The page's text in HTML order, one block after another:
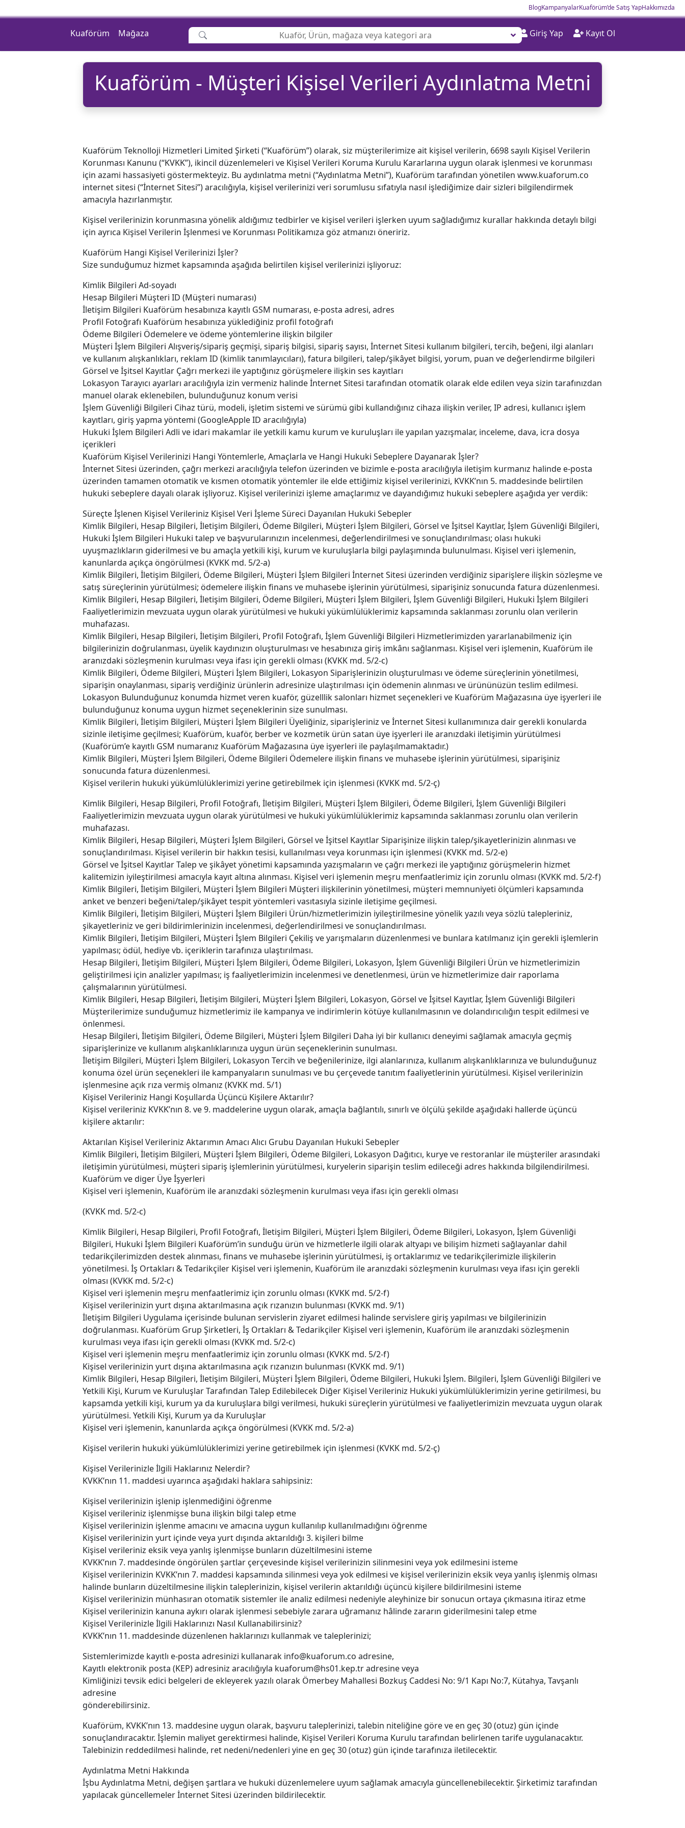
BlogKampanyalarKuaförüm’de Satış YapHakkımızda
Kuaförüm Mağaza Giriş Yap Kayıt Ol
Kuaförüm - Müşteri Kişisel Verileri Aydınlatma Metni
Kuaförüm Teknolloji Hizmetleri Limited Şirketi (“Kuaförüm”) olarak, siz müşterilerimize ait kişisel verilerin, 6698 sayılı Kişisel Verilerin
Korunması Kanunu (“KVKK”), ikincil düzenlemeleri ve Kişisel Verileri Koruma Kurulu Kararlarına uygun olarak işlenmesi ve korunması
için azami hassasiyeti göstermekteyiz. Bu aydınlatma metni (“Aydınlatma Metni”), Kuaförüm tarafından yönetilen www.kuaforum.co
internet sitesi (“İnternet Sitesi”) aracılığıyla, kişisel verilerinizi veri sorumlusu sıfatıyla nasıl işlediğimize dair sizleri bilgilendirmek
amacıyla hazırlanmıştır.
Kişisel verilerinizin korunmasına yönelik aldığımız tedbirler ve kişisel verileri işlerken uyum sağladığımız kurallar hakkında detaylı bilgi
için ayrıca Kişisel Verilerin İşlenmesi ve Korunması Politikamıza göz atmanızı öneririz.
Kuaförüm Hangi Kişisel Verilerinizi İşler?
Size sunduğumuz hizmet kapsamında aşağıda belirtilen kişisel verilerinizi işliyoruz:
Kimlik Bilgileri Ad-soyadı
Hesap Bilgileri Müşteri ID (Müşteri numarası)
İletişim Bilgileri Kuaförüm hesabınıza kayıtlı GSM numarası, e-posta adresi, adres
Profil Fotoğrafı Kuaförüm hesabınıza yüklediğiniz profil fotoğrafı
Ödeme Bilgileri Ödemelere ve ödeme yöntemlerine ilişkin bilgiler
Müşteri İşlem Bilgileri Alışveriş/sipariş geçmişi, sipariş bilgisi, sipariş sayısı, İnternet Sitesi kullanım bilgileri, tercih, beğeni, ilgi alanları
ve kullanım alışkanlıkları, reklam ID (kimlik tanımlayıcıları), fatura bilgileri, talep/şikâyet bilgisi, yorum, puan ve değerlendirme bilgileri
Görsel ve İşitsel Kayıtlar Çağrı merkezi ile yaptığınız görüşmelere ilişkin ses kayıtları
Lokasyon Tarayıcı ayarları aracılığıyla izin vermeniz halinde İnternet Sitesi tarafından otomatik olarak elde edilen veya sizin tarafınızdan
manuel olarak eklenebilen, bulunduğunuz konum verisi
İşlem Güvenliği Bilgileri Cihaz türü, modeli, işletim sistemi ve sürümü gibi kullandığınız cihaza ilişkin veriler, IP adresi, kullanıcı işlem
kayıtları, giriş yapma yöntemi (GoogleApple ID aracılığıyla)
Hukuki İşlem Bilgileri Adli ve idari makamlar ile yetkili kamu kurum ve kuruluşları ile yapılan yazışmalar, inceleme, dava, icra dosya
içerikleri
Kuaförüm Kişisel Verilerinizi Hangi Yöntemlerle, Amaçlarla ve Hangi Hukuki Sebeplere Dayanarak İşler?
İnternet Sitesi üzerinden, çağrı merkezi aracılığıyla telefon üzerinden ve bizimle e-posta aracılığıyla iletişim kurmanız halinde e-posta
üzerinden tamamen otomatik ve kısmen otomatik yöntemler ile elde ettiğimiz kişisel verilerinizi, KVKK’nın 5. maddesinde belirtilen
hukuki sebeplere dayalı olarak işliyoruz. Kişisel verilerinizi işleme amaçlarımız ve dayandığımız hukuki sebeplere aşağıda yer verdik:
Süreçte İşlenen Kişisel Verileriniz Kişisel Veri İşleme Süreci Dayanılan Hukuki Sebepler
Kimlik Bilgileri, Hesap Bilgileri, İletişim Bilgileri, Ödeme Bilgileri, Müşteri İşlem Bilgileri, Görsel ve İşitsel Kayıtlar, İşlem Güvenliği Bilgileri,
Hukuki İşlem Bilgileri Hukuki talep ve başvurularınızın incelenmesi, değerlendirilmesi ve sonuçlandırılması; olası hukuki
uyuşmazlıkların giderilmesi ve bu amaçla yetkili kişi, kurum ve kuruluşlarla bilgi paylaşımında bulunulması. Kişisel veri işlemenin,
kanunlarda açıkça öngörülmesi (KVKK md. 5/2-a)
Kimlik Bilgileri, İletişim Bilgileri, Ödeme Bilgileri, Müşteri İşlem Bilgileri İnternet Sitesi üzerinden verdiğiniz siparişlere ilişkin sözleşme ve
satış süreçlerinin yürütülmesi; ödemelere ilişkin finans ve muhasebe işlerinin yürütülmesi, siparişiniz sonucunda fatura düzenlenmesi.
Kimlik Bilgileri, Hesap Bilgileri, İletişim Bilgileri, Ödeme Bilgileri, Müşteri İşlem Bilgileri, İşlem Güvenliği Bilgileri, Hukuki İşlem Bilgileri
Faaliyetlerimizin mevzuata uygun olarak yürütülmesi ve hukuki yükümlülüklerimiz kapsamında saklanması zorunlu olan verilerin
muhafazası.
Kimlik Bilgileri, Hesap Bilgileri, İletişim Bilgileri, Profil Fotoğrafı, İşlem Güvenliği Bilgileri Hizmetlerimizden yararlanabilmeniz için
bilgilerinizin doğrulanması, üyelik kaydınızın oluşturulması ve hesabınıza giriş imkânı sağlanması. Kişisel veri işlemenin, Kuaförüm ile
aranızdaki sözleşmenin kurulması veya ifası için gerekli olması (KVKK md. 5/2-c)
Kimlik Bilgileri, Ödeme Bilgileri, Müşteri İşlem Bilgileri, Lokasyon Siparişlerinizin oluşturulması ve ödeme süreçlerinin yönetilmesi,
siparişin onaylanması, sipariş verdiğiniz ürünlerin adresinize ulaştırılması için ödemenin alınması ve ürününüzün teslim edilmesi.
Lokasyon Bulunduğunuz konumda hizmet veren kuaför, güzelllik salonları hizmet seçenekleri ve Kuaförüm Mağazasına üye işyerleri ile
bulunduğunuz konuma uygun hizmet seçeneklerinin size sunulması.
Kimlik Bilgileri, İletişim Bilgileri, Müşteri İşlem Bilgileri Üyeliğiniz, siparişleriniz ve İnternet Sitesi kullanımınıza dair gerekli konularda
sizinle iletişime geçilmesi; Kuaförüm, kuaför, berber ve kozmetik ürün satan üye işyerleri ile aranızdaki iletişimin yürütülmesi
(Kuaförüm’e kayıtlı GSM numaranız Kuaförüm Mağazasına üye işyerleri ile paylaşılmamaktadır.)
Kimlik Bilgileri, Müşteri İşlem Bilgileri, Ödeme Bilgileri Ödemelere ilişkin finans ve muhasebe işlerinin yürütülmesi, siparişiniz
sonucunda fatura düzenlenmesi.
Kişisel verilerin hukuki yükümlülüklerimizi yerine getirebilmek için işlenmesi (KVKK md. 5/2-ç)
Kimlik Bilgileri, Hesap Bilgileri, Profil Fotoğrafı, İletişim Bilgileri, Müşteri İşlem Bilgileri, Ödeme Bilgileri, İşlem Güvenliği Bilgileri
Faaliyetlerimizin mevzuata uygun olarak yürütülmesi ve hukuki yükümlülüklerimiz kapsamında saklanması zorunlu olan verilerin
muhafazası.
Kimlik Bilgileri, Hesap Bilgileri, Müşteri İşlem Bilgileri, Görsel ve İşitsel Kayıtlar Siparişinize ilişkin talep/şikayetlerinizin alınması ve
sonuçlandırılması. Kişisel verilerin bir hakkın tesisi, kullanılması veya korunması için işlenmesi (KVKK md. 5/2-e)
Görsel ve İşitsel Kayıtlar Talep ve şikâyet yönetimi kapsamında yazışmaların ve çağrı merkezi ile yaptığınız görüşmelerin hizmet
kalitemizin iyileştirilmesi amacıyla kayıt altına alınması. Kişisel veri işlemenin meşru menfaatlerimiz için zorunlu olması (KVKK md. 5/2-f)
Kimlik Bilgileri, İletişim Bilgileri, Müşteri İşlem Bilgileri Müşteri ilişkilerinin yönetilmesi, müşteri memnuniyeti ölçümleri kapsamında
anket ve benzeri beğeni/talep/şikâyet tespit yöntemleri vasıtasıyla sizinle iletişime geçilmesi.
Kimlik Bilgileri, İletişim Bilgileri, Müşteri İşlem Bilgileri Ürün/hizmetlerimizin iyileştirilmesine yönelik yazılı veya sözlü talepleriniz,
şikayetleriniz ve geri bildirimlerinizin incelenmesi, değerlendirilmesi ve sonuçlandırılması.
Kimlik Bilgileri, İletişim Bilgileri, Müşteri İşlem Bilgileri Çekiliş ve yarışmaların düzenlenmesi ve bunlara katılmanız için gerekli işlemlerin
yapılması; ödül, hediye vb. içeriklerin tarafınıza ulaştırılması.
Hesap Bilgileri, İletişim Bilgileri, Müşteri İşlem Bilgileri, Ödeme Bilgileri, Lokasyon, İşlem Güvenliği Bilgileri Ürün ve hizmetlerimizin
geliştirilmesi için analizler yapılması; iş faaliyetlerimizin incelenmesi ve denetlenmesi, ürün ve hizmetlerimize dair raporlama
çalışmalarının yürütülmesi.
Kimlik Bilgileri, Hesap Bilgileri, İletişim Bilgileri, Müşteri İşlem Bilgileri, Lokasyon, Görsel ve İşitsel Kayıtlar, İşlem Güvenliği Bilgileri
Müşterilerimize sunduğumuz hizmetlerimiz ile kampanya ve indirimlerin kötüye kullanılmasının ve dolandırıcılığın tespit edilmesi ve
önlenmesi.
Hesap Bilgileri, İletişim Bilgileri, Ödeme Bilgileri, Müşteri İşlem Bilgileri Daha iyi bir kullanıcı deneyimi sağlamak amacıyla geçmiş
siparişlerinize ve kullanım alışkanlıklarınıza uygun ürün seçeneklerinin sunulması.
İletişim Bilgileri, Müşteri İşlem Bilgileri, Lokasyon Tercih ve beğenilerinize, ilgi alanlarınıza, kullanım alışkanlıklarınıza ve bulunduğunuz
konuma özel ürün seçenekleri ile kampanyaların sunulması ve bu çerçevede tanıtım faaliyetlerinin yürütülmesi. Kişisel verilerinizin
işlenmesine açık rıza vermiş olmanız (KVKK md. 5/1)
Kişisel Verileriniz Hangi Koşullarda Üçüncü Kişilere Aktarılır?
Kişisel verileriniz KVKK’nın 8. ve 9. maddelerine uygun olarak, amaçla bağlantılı, sınırlı ve ölçülü şekilde aşağıdaki hallerde üçüncü
kişilere aktarılır:
Aktarılan Kişisel Verileriniz Aktarımın Amacı Alıcı Grubu Dayanılan Hukuki Sebepler
Kimlik Bilgileri, İletişim Bilgileri, Müşteri İşlem Bilgileri, Ödeme Bilgileri, Lokasyon Dağıtıcı, kurye ve restoranlar ile müşteriler arasındaki
iletişimin yürütülmesi, müşteri sipariş işlemlerinin yürütülmesi, kuryelerin siparişin teslim edileceği adres hakkında bilgilendirilmesi.
Kuaförüm ve diger Üye İşyerleri
Kişisel veri işlemenin, Kuaförüm ile aranızdaki sözleşmenin kurulması veya ifası için gerekli olması
(KVKK md. 5/2-c)
Kimlik Bilgileri, Hesap Bilgileri, Profil Fotoğrafı, İletişim Bilgileri, Müşteri İşlem Bilgileri, Ödeme Bilgileri, Lokasyon, İşlem Güvenliği
Bilgileri, Hukuki İşlem Bilgileri Kuaförüm’in sunduğu ürün ve hizmetlerle ilgili olarak altyapı ve bilişim hizmeti sağlayanlar dahil
tedarikçilerimizden destek alınması, finans ve muhasebe işlerinin yürütülmesi, iş ortaklarımız ve tedarikçilerimizle ilişkilerin
yönetilmesi. İş Ortakları & Tedarikçiler Kişisel veri işlemenin, Kuaförüm ile aranızdaki sözleşmenin kurulması veya ifası için gerekli
olması (KVKK md. 5/2-c)
Kişisel veri işlemenin meşru menfaatlerimiz için zorunlu olması (KVKK md. 5/2-f)
Kişisel verilerinizin yurt dışına aktarılmasına açık rızanızın bulunması (KVKK md. 9/1)
İletişim Bilgileri Uygulama içerisinde bulunan servislerin ziyaret edilmesi halinde servislere giriş yapılması ve bilgilerinizin
doğrulanması. Kuaförüm Grup Şirketleri, İş Ortakları & Tedarikçiler Kişisel veri işlemenin, Kuaförüm ile aranızdaki sözleşmenin
kurulması veya ifası için gerekli olması (KVKK md. 5/2-c)
Kişisel veri işlemenin meşru menfaatlerimiz için zorunlu olması (KVKK md. 5/2-f)
Kişisel verilerinizin yurt dışına aktarılmasına açık rızanızın bulunması (KVKK md. 9/1)
Kimlik Bilgileri, Hesap Bilgileri, İletişim Bilgileri, Müşteri İşlem Bilgileri, Ödeme Bilgileri, Hukuki İşlem. Bilgileri, İşlem Güvenliği Bilgileri ve
Yetkili Kişi, Kurum ve Kuruluşlar Tarafından Talep Edilebilecek Diğer Kişisel Verileriniz Hukuki yükümlülüklerimizin yerine getirilmesi, bu
kapsamda yetkili kişi, kurum ya da kuruluşlara bilgi verilmesi, hukuki süreçlerin yürütülmesi ve faaliyetlerimizin mevzuata uygun olarak
yürütülmesi. Yetkili Kişi, Kurum ya da Kuruluşlar
Kişisel veri işlemenin, kanunlarda açıkça öngörülmesi (KVKK md. 5/2-a)
Kişisel verilerin hukuki yükümlülüklerimizi yerine getirebilmek için işlenmesi (KVKK md. 5/2-ç)
Kişisel Verilerinizle İlgili Haklarınız Nelerdir?
KVKK’nın 11. maddesi uyarınca aşağıdaki haklara sahipsiniz:
Kişisel verilerinizin işlenip işlenmediğini öğrenme
Kişisel verileriniz işlenmişse buna ilişkin bilgi talep etme
Kişisel verilerinizin işlenme amacını ve amacına uygun kullanılıp kullanılmadığını öğrenme
Kişisel verilerinizin yurt içinde veya yurt dışında aktarıldığı 3. kişileri bilme
Kişisel verileriniz eksik veya yanlış işlenmişse bunların düzeltilmesini isteme
KVKK’nın 7. maddesinde öngörülen şartlar çerçevesinde kişisel verilerinizin silinmesini veya yok edilmesini isteme
Kişisel verilerinizin KVKK’nın 7. maddesi kapsamında silinmesi veya yok edilmesi ve kişisel verilerinizin eksik veya yanlış işlenmiş olması
halinde bunların düzeltilmesine ilişkin taleplerinizin, kişisel verilerin aktarıldığı üçüncü kişilere bildirilmesini isteme
Kişisel verilerinizin münhasıran otomatik sistemler ile analiz edilmesi nedeniyle aleyhinize bir sonucun ortaya çıkmasına itiraz etme
Kişisel verilerinizin kanuna aykırı olarak işlenmesi sebebiyle zarara uğramanız hâlinde zararın giderilmesini talep etme
Kişisel Verilerinizle İlgili Haklarınızı Nasıl Kullanabilirsiniz?
KVKK’nın 11. maddesinde düzenlenen haklarınızı kullanmak ve taleplerinizi;
Sistemlerimizde kayıtlı e-posta adresinizi kullanarak info@kuaforum.co adresine,
Kayıtlı elektronik posta (KEP) adresiniz aracılığıyla kuaforum@hs01.kep.tr adresine veya
Kimliğinizi tevsik edici belgeleri de ekleyerek yazılı olarak Ömerbey Mahallesi Bozkuş Caddesi No: 9/1 Kapı No:7, Kütahya, Tavşanlı
adresine
gönderebilirsiniz.
Kuaförüm, KVKK’nın 13. maddesine uygun olarak, başvuru taleplerinizi, talebin niteliğine göre ve en geç 30 (otuz) gün içinde
sonuçlandıracaktır. İşlemin maliyet gerektirmesi halinde, Kişisel Verileri Koruma Kurulu tarafından belirlenen tarife uygulanacaktır.
Talebinizin reddedilmesi halinde, ret nedeni/nedenleri yine en geç 30 (otuz) gün içinde tarafınıza iletilecektir.
Aydınlatma Metni Hakkında
İşbu Aydınlatma Metni, değişen şartlara ve hukuki düzenlemelere uyum sağlamak amacıyla güncellenebilecektir. Şirketimiz tarafından
yapılacak güncellemeler İnternet Sitesi üzerinden bildirilecektir.